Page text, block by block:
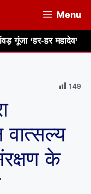
Menu
महादेव’ भाजपा
149
वात्सल्य
के